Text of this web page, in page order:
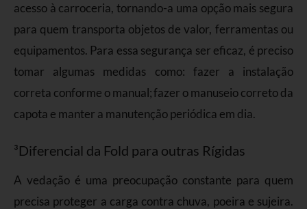
acesso à carroceria, tornando-a uma opção mais segura
para quem transporta objetos de valor, ferramentas ou
equipamentos. Para essa segurança ser eficaz, é preciso
tomar algumas medidas como: fazer a instalação
correta conforme o manual; fazer o manuseio correto da
capota e manter a manutenção periódica em dia.
³Diferencial da Fold para outras Rígidas
A vedação é uma preocupação constante para quem
precisa proteger a carga contra chuva, poeira e sujeira.